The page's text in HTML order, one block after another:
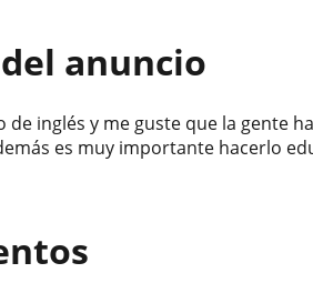
anuncio
de inglés y me guste que la gente
es muy importante hacerlo